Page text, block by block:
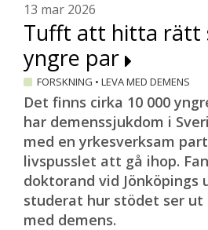
13 mar 2026
Tufft att hitta rätt
yngre par
FORSKNING • LEVA MED DEMENS
Det finns cirka 10 000
har demenssjukdom i
med en yrkesverksam
livspusslet att gå ihop.
doktorand vid Jönköpings
studerat hur stödet ser ut
med demens.